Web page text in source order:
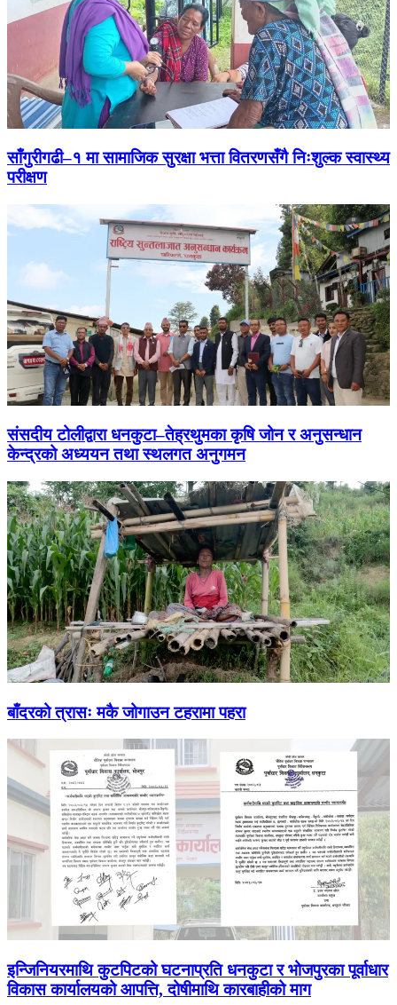
साँगुरीगढी–१ मा सामाजिक सुरक्षा भत्ता वितरणसँगै निःशुल्क स्वास्थ्य
परीक्षण
संसदीय टोलीद्वारा धनकुटा–तेह्रथुमका कृषि जोन र अनुसन्धान
केन्द्रको अध्ययन तथा स्थलगत अनुगमन
बाँदरको त्रासः मकै जोगाउन टहरामा पहरा
इन्जिनियरमाथि कुटपिटको घटनाप्रति धनकुटा र भोजपुरका पूर्वाधार
विकास कार्यालयको आपत्ति, दोषीमाथि कारबाहीको माग